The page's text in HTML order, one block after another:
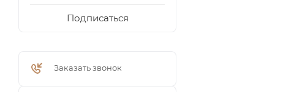
Подписаться
Заказать звонок